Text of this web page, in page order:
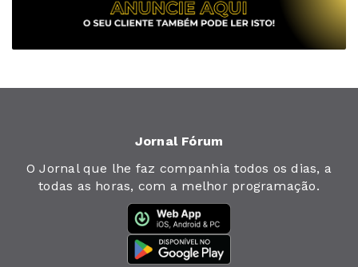
Jornal Fórum
O Jornal que lhe faz companhia todos os dias, a
todas as horas, com a melhor programação.